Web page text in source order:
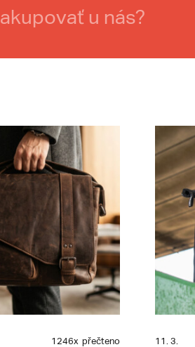
u nás?
1246x přečteno 11. 3.